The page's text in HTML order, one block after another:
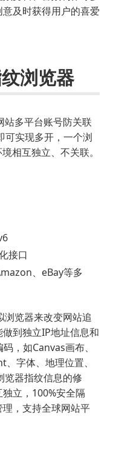
及时获得用户的喜爱
浏览器
站多平台账号防关联
可实现多开，一个浏
相互独立、不关联。
接口
、eBay等多
浏览器来改变网站追
到独立IP地址信息和
，如Canvas画布、
字体、地理位置、
览器指纹信息的修
立，100%安全隔
，支持全球网站平